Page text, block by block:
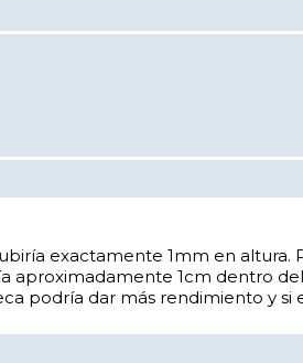
exactamente 1mm en altura.
aproximadamente 1cm dentro
podría dar más rendimiento y si